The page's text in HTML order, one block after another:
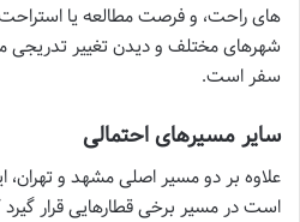
های راحت، و فرصت مطالعه یا استراحت
شهرهای مختلف و دیدن تغییر تدریجی
سفر است.
سایر مسیرهای احتمالی
علاوه بر دو مسیر اصلی مشهد و تهران،
است در مسیر برخی قطارهایی قرار